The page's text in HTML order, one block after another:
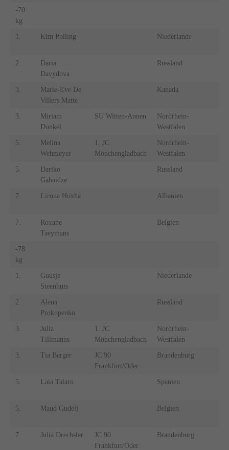
-70
kg
1. Kim Polling Niederlande
2.
Daria
Davydova
Russland
3.
Marie-Eve De
Villers Matte
Kanada
3.
Miriam
Dunkel
SU Witten-Annen
Nordrhein-
Westfalen
5.
Melina
Wehmeyer
1. JC
Mönchengladbach
Nordrhein-
Westfalen
5.
Dariko
Gabaidze
Russland
7. Lirona Hoxha Albanien
7.
Roxane
Taeymans
Belgien
-78
kg
1.
Guusje
Steenhuis
Niederlande
2.
Alena
Prokopenko
Russland
3.
Julia
Tillmanns
1. JC
Mönchengladbach
Nordrhein-
Westfalen
3. Tia Berger
JC 90
Frankfurt/Oder
Brandenburg
5. Laia Talarn Spanien
5. Maud Gudelj Belgien
7. Julia Drechsler
JC 90
Frankfurt/Oder
Brandenburg